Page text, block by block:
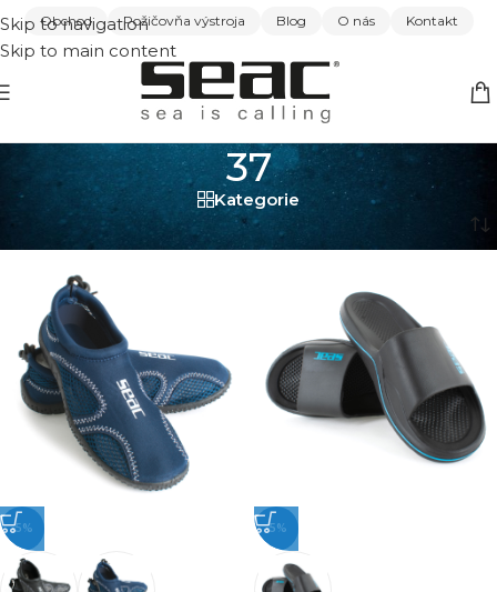
Skip to navigation
Skip to main content
Obchod Požičovňa výstroja Blog O nás Kontakt
37
Kategorie
Domov/
-5% -5%